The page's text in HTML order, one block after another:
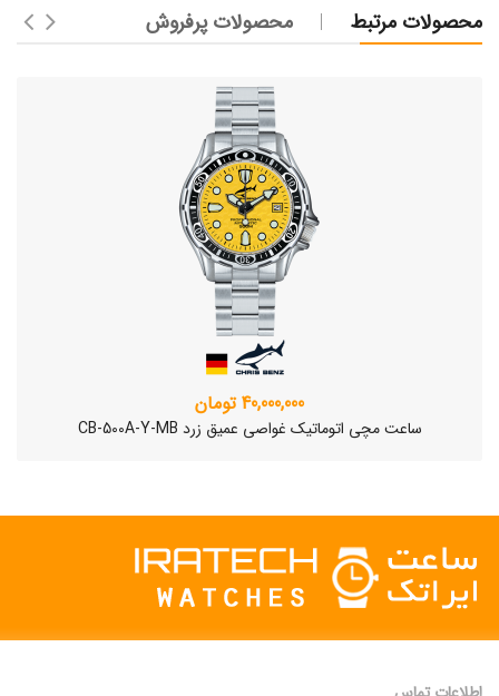
محصولات مرتبط محصولات پرفروش
40,000,000 تومان
ساعت مچی اتوماتیک غواصی عمیق زرد CB-500A-Y-MB